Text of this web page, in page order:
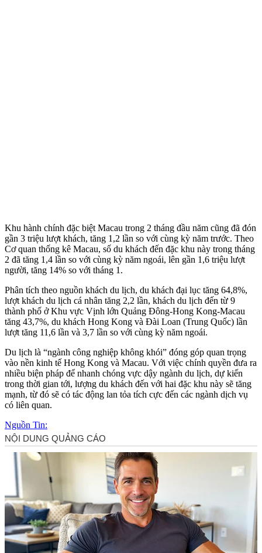
Khu hành chính đặc biệt Macau trong 2 tháng đầu năm cũng đã đón
gần 3 triệu lượt khách, tăng 1,2 lần so với cùng kỳ năm trước. Theo
Cơ quan thống kê Macau, số du khách đến đặc khu này trong tháng
2 đã tăng 1,4 lần so với cùng kỳ năm ngoái, lên gần 1,6 triệu lượt
người, tăng 14% so với tháng 1.
Phân tích theo nguồn khách du lịch, du khách đại lục tăng 64,8%,
lượt khách du lịch cá nhân tăng 2,2 lần, khách du lịch đến từ 9
thành phố ở Khu vực Vịnh lớn Quảng Đông-Hong Kong-Macau
tăng 43,7%, du khách Hong Kong và Đài Loan (Trung Quốc) lần
lượt tăng 11,6 lần và 3,7 lần so với cùng kỳ năm ngoái.
Du lịch là “ngành công nghiệp không khói” đóng góp quan trọng
vào nền kinh tế Hong Kong và Macau. Với việc chính quyền đưa ra
nhiều biện pháp để nhanh chóng vực dậy ngành du lịch, dự kiến
trong thời gian tới, lượng du khách đến với hai đặc khu này sẽ tăng
mạnh, từ đó sẽ có tác động lan tỏa tích cực đến các ngành dịch vụ
có liên quan.
Nguồn Tin: